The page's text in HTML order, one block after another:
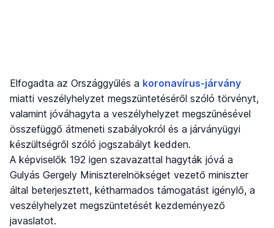
Elfogadta az Országgyűlés a koronavírus-járvány
miatti veszélyhelyzet megszüntetéséről szóló törvényt,
valamint jóváhagyta a veszélyhelyzet megszűnésével
összefüggő átmeneti szabályokról és a járványügyi
készültségről szóló jogszabályt kedden.
A képviselők 192 igen szavazattal hagyták jóvá a
Gulyás Gergely Miniszterelnökséget vezető miniszter
által beterjesztett, kétharmados támogatást igénylő, a
veszélyhelyzet megszüntetését kezdeményező
javaslatot.